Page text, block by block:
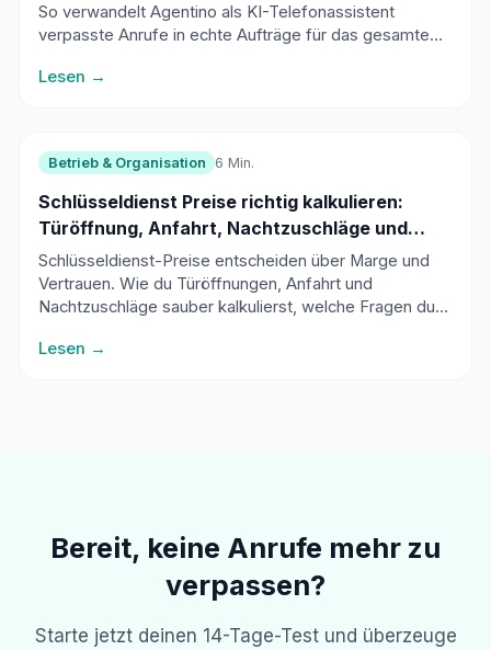
So verwandelt Agentino als KI-Telefonassistent
verpasste Anrufe in echte Aufträge für das gesamte
Lesen →
Betrieb & Organisation 6 Min.
Schlüsseldienst Preise richtig kalkulieren:
Türöffnung, Anfahrt, Nachtzuschläge und
seriöse Kommunikation
Schlüsseldienst-Preise entscheiden über Marge und
Vertrauen. Wie du Türöffnungen, Anfahrt und
Nachtzuschläge sauber kalkulierst, welche Fragen du
Abzocke abgrenzt.
Lesen →
Bereit, keine Anrufe mehr zu
verpassen?
Starte jetzt deinen 14-Tage-Test und überzeuge